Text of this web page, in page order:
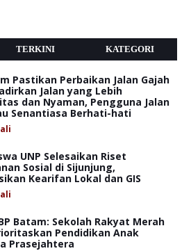
TERKINI KATEGORI
Pastikan Perbaikan Jalan Gajah
Jalan yang Lebih
dan Nyaman, Pengguna Jalan
Senantiasa Berhati-hati
UNP Selesaikan Riset
Sosial di Sijunjung,
Kearifan Lokal dan GIS
Batam: Sekolah Rakyat Merah
Pendidikan Anak
Prasejahtera